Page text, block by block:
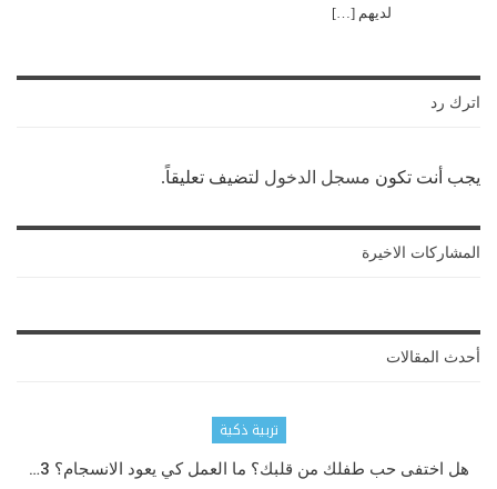
لديهم […]
اترك رد
يجب أنت تكون مسجل الدخول لتضيف تعليقاً.
المشاركات الاخيرة
أحدث المقالات
تربية ذكية
هل اختفى حب طفلك من قلبك؟ ما العمل كي يعود الانسجام؟ 3…